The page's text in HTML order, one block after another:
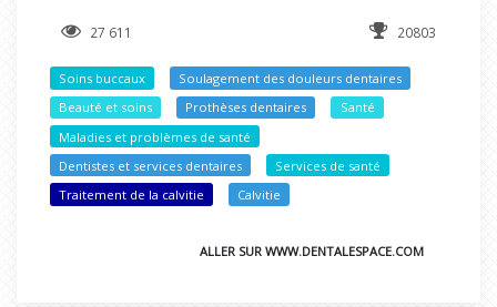
27 611 20803
Soins buccaux
Soulagement des douleurs dentaires
Beauté et soins
Prothèses dentaires
Santé
Maladies et problèmes de santé
Dentistes et services dentaires
Services de santé
Traitement de la calvitie
Calvitie
ALLER SUR WWW.DENTALESPACE.COM